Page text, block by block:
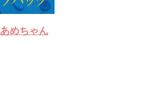
あめちゃん